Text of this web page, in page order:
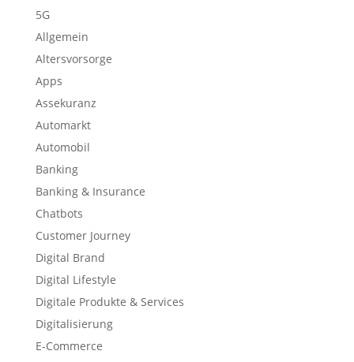
5G
Allgemein
Altersvorsorge
Apps
Assekuranz
Automarkt
Automobil
Banking
Banking & Insurance
Chatbots
Customer Journey
Digital Brand
Digital Lifestyle
Digitale Produkte & Services
Digitalisierung
E-Commerce